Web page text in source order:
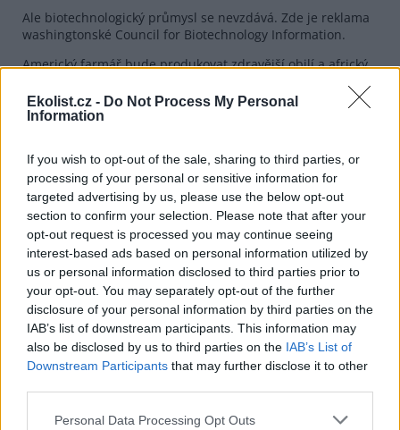
Ekolist.cz - Do Not Process My Personal
Information
If you wish to opt-out of the sale, sharing to third parties, or
processing of your personal or sensitive information for
targeted advertising by us, please use the below opt-out
section to confirm your selection. Please note that after your
opt-out request is processed you may continue seeing
interest-based ads based on personal information utilized by
us or personal information disclosed to third parties prior to
your opt-out. You may separately opt-out of the further
disclosure of your personal information by third parties on the
IAB’s list of downstream participants. This information may
also be disclosed by us to third parties on the IAB’s List of
Downstream Participants that may further disclose it to other
Personal Data Processing Opt Outs
Ale biotechnologický průmysl se nevzdává. Zde je reklama
washingtonské Council for Biotechnology Information.
Americký farmář bude produkovat zdravější obilí a africký
badatelé v oboru biotechnologie zkoušejí a zkoušejí nalézt
nová řešení, řešení, která zlepší dnešní životy.
dubnu, kdy National Academy of Sciences učinila závěr, že
GMO plodiny jsou zřejmě bezpečné. Příznivci GMO zprávu
brali jako důkaz, že obavy z těchto plodin jsou
neoprávněné, zatímco kritici zprávu brali jako důkaz, že
neznáme všechna rizika spojená s GMO.
Sóju pěstující farmář Dale Profit ze státu Ohio říká, že
přibližně 60% procent jeho letošní sklizně bude geneticky
pozměněno.
"Chápeme jejich starosti, ale také se ohlížíme na vědu.
Dosud neznáme nikoho, kdo by měl jedinou vyrážku z GMO
sojových bobů nebo z jakéhokoliv jiného GMO výrobku,
které jsou na trhu už po několik let."
výrobky pouze proto, aby zůstali mimo současnou válku